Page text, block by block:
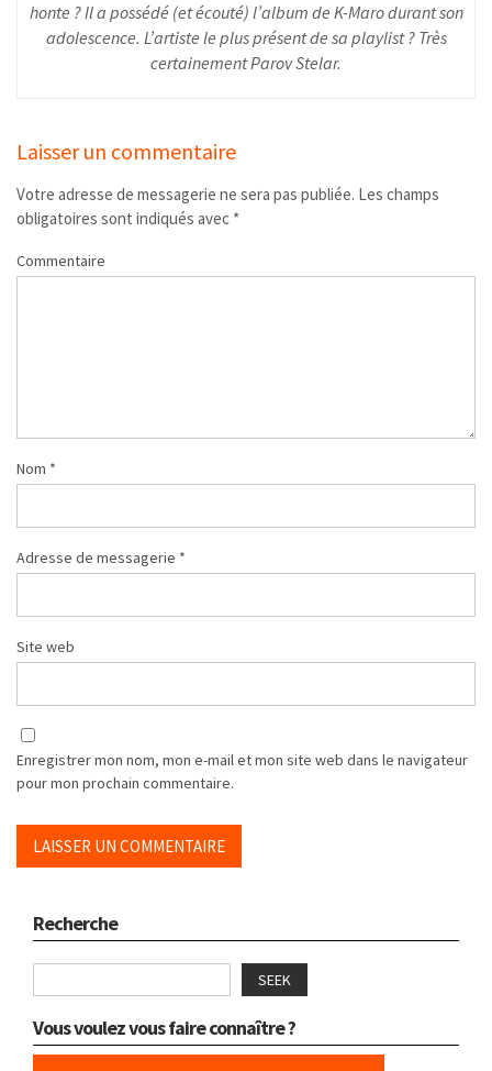
honte ? Il a possédé (et écouté) l’album de K-Maro durant son
adolescence. L’artiste le plus présent de sa playlist ? Très
certainement Parov Stelar.
Laisser un commentaire
Votre adresse de messagerie ne sera pas publiée. Les champs
obligatoires sont indiqués avec *
Commentaire
Nom *
Adresse de messagerie *
Site web
Enregistrer mon nom, mon e-mail et mon site web dans le navigateur
pour mon prochain commentaire.
Recherche
SEEK
Vous voulez vous faire connaître ?